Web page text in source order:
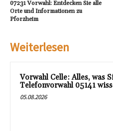
07231 Vorwahl: Entdecken Sie alle
Orte und Informationen zu
Pforzheim
Weiterlesen
Vorwahl Celle: Alles, was
Telefonvorwahl 05141
05.08.2026